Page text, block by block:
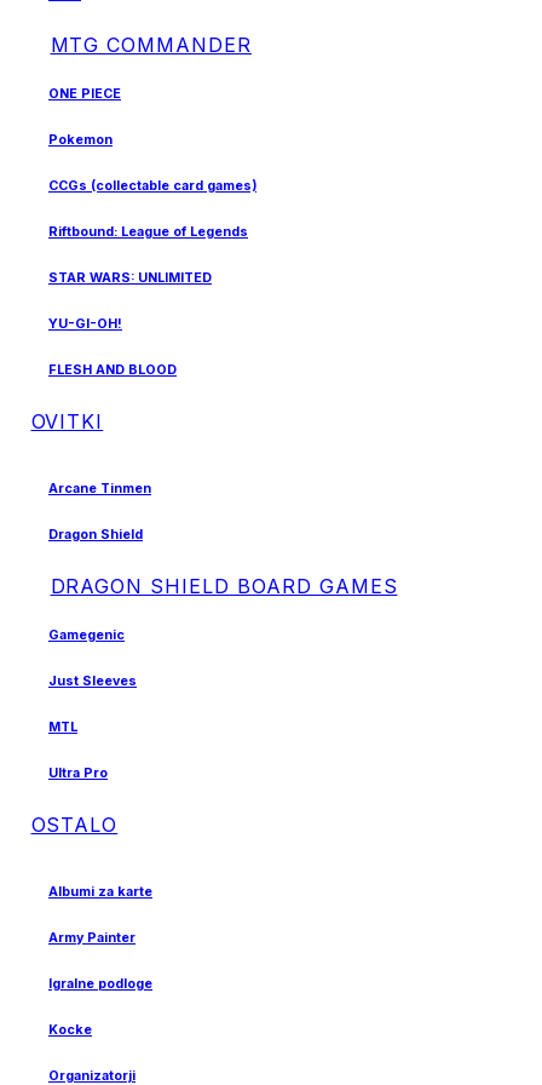
MTG COMMANDER
ONE PIECE
Pokemon
CCGs (collectable card games)
Riftbound: League of Legends
STAR WARS: UNLIMITED
YU-GI-OH!
FLESH AND BLOOD
OVITKI
Arcane Tinmen
Dragon Shield
DRAGON SHIELD BOARD GAMES
Gamegenic
Just Sleeves
MTL
Ultra Pro
OSTALO
Albumi za karte
Army Painter
Igralne podloge
Kocke
Organizatorji